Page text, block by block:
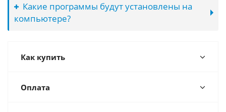
Какие программы будут установлены на
компьютере?
Как купить
Оплата